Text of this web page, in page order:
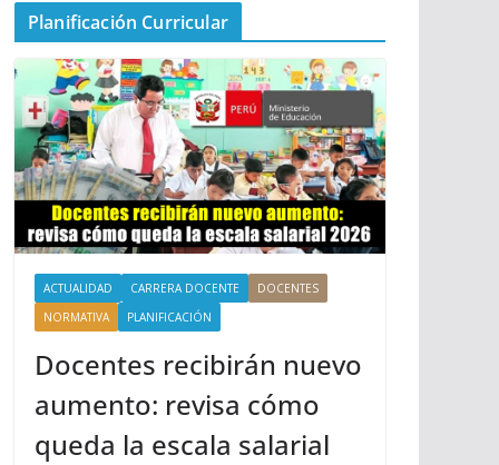
Planificación Curricular
ACTUALIDAD CARRERA DOCENTE
DOCENTES
NORMATIVA
PLANIFICACIÓN
Docentes recibirán nuevo
aumento: revisa cómo
queda la escala salarial